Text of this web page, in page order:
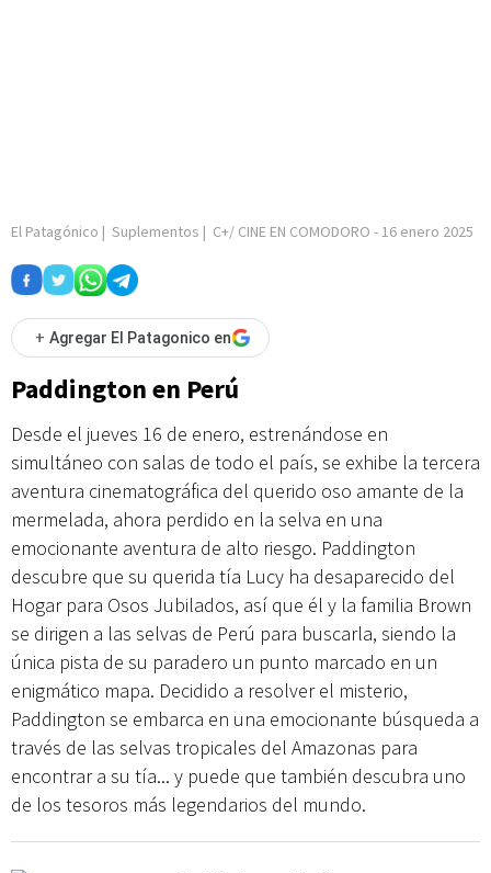
El Patagónico | Suplementos | C+/ CINE EN COMODORO - 16 enero 2025
+ Agregar El Patagonico en
Paddington en Perú
Desde el jueves 16 de enero, estrenándose en
simultáneo con salas de todo el país, se exhibe la tercera
aventura cinematográfica del querido oso amante de la
mermelada, ahora perdido en la selva en una
emocionante aventura de alto riesgo. Paddington
descubre que su querida tía Lucy ha desaparecido del
Hogar para Osos Jubilados, así que él y la familia Brown
se dirigen a las selvas de Perú para buscarla, siendo la
única pista de su paradero un punto marcado en un
enigmático mapa. Decidido a resolver el misterio,
Paddington se embarca en una emocionante búsqueda a
través de las selvas tropicales del Amazonas para
encontrar a su tía... y puede que también descubra uno
de los tesoros más legendarios del mundo.